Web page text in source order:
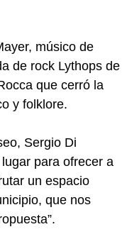
músico de
de rock Lythops de
que cerró la
y folklore.
Sergio Di
para ofrecer a
un espacio
que nos